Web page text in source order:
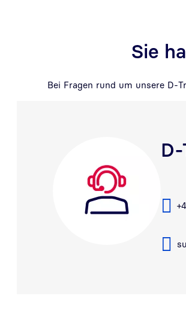
Sie
Bei Fragen rund um unsere D-